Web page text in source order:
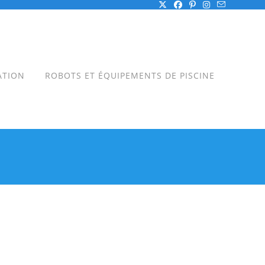
ROBOTS ET ÉQUIPEMENTS DE PISCINE